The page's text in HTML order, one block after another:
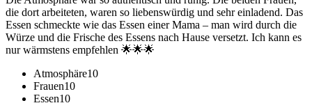
die dort arbeiteten, waren so liebenswürdig und sehr einladend. Das
Essen schmeckte wie das Essen einer Mama – man wird durch die
Würze und die Frische des Essens nach Hause versetzt. Ich kann es
nur wärmstens empfehlen 🌟🌟🌟
Atmosphäre10
Frauen10
Essen10